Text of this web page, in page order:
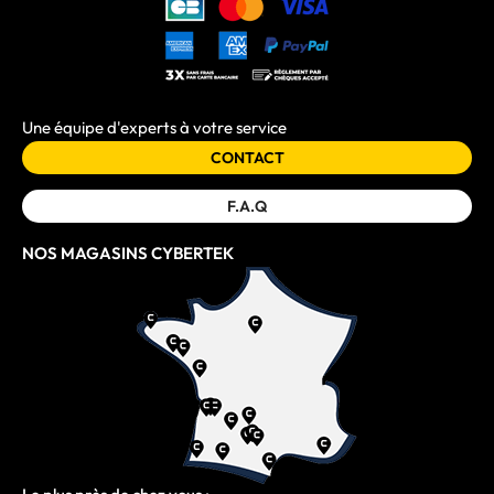
Storage
DVD
Une équipe d'experts à votre service
CONTACT
F.A.Q
NOS MAGASINS CYBERTEK